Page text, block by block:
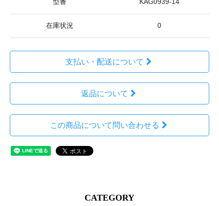
型番 KAG0939-14
在庫状況 0
支払い・配送について
返品について
この商品について問い合わせる
CATEGORY